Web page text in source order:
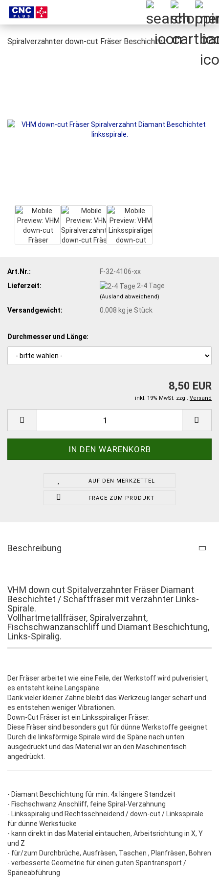
Spiralverzahnter down-cut Fräser Beschichtet
Art.Nr.:
F-32-4106-xx
Lieferzeit:
2-4 Tage
(Ausland abweichend)
Versandgewicht: 0.008 kg je Stück
Durchmesser und Länge:
8,50 EUR
inkl. 19% MwSt. zzgl. Versand
AUF DEN MERKZETTEL
FRAGE ZUM PRODUKT
Beschreibung
VHM down cut Spitalverzahnter Fräser Diamant
Beschichtet / Schaftfräser mit verzahnter Links-
Spirale.
Vollhartmetallfräser, Spiralverzahnt,
Fischschwanzanschliff und Diamant Beschichtung,
Links-Spiralig.
Der Fräser arbeitet wie eine Feile, der Werkstoff wird pulverisiert,
es entsteht keine Langspäne.
Dank vieler kleiner Zähne bleibt das Werkzeug länger scharf und
es entstehen weniger Vibrationen.
Down-Cut Fräser ist ein Linksspiraliger Fräser.
Diese Fräser sind besonders gut für dünne Werkstoffe geeignet.
Durch die linksförmige Spirale wird die Späne nach unten
ausgedrückt und das Material wir an den Maschinentisch
angedrückt.
- Diamant Beschichtung für min. 4x längere Standzeit
- Fischschwanz Anschliff, feine Spiral-Verzahnung
- Linksspiralig und Rechtsschneidend / down-cut / Linksspirale
für dünne Werkstücke
- kann direkt in das Material eintauchen, Arbeitsrichtung in X, Y
und Z
- für/zum Durchbrüche, Ausfräsen, Taschen , Planfräsen, Bohren
- verbesserte Geometrie für einen guten Spantransport /
Späneabführung